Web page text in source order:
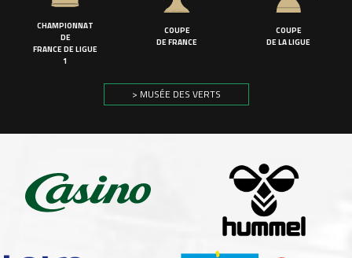
CHAMPIONNAT
DE
FRANCE DE LIGUE
1
COUPE
DE FRANCE
COUPE
DE LA LIGUE
> MUSÉE DES VERTS